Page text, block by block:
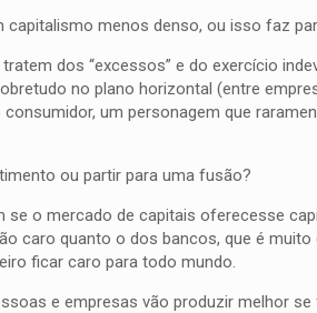
capitalismo menos denso, ou isso faz
dos “excessos” e do exercício
no plano horizontal (entre
um personagem que
ou partir para uma fusão?
o mercado de capitais oferecesse
caro quanto o dos bancos, que é muito
ficar caro para todo mundo.
e empresas vão produzir melhor